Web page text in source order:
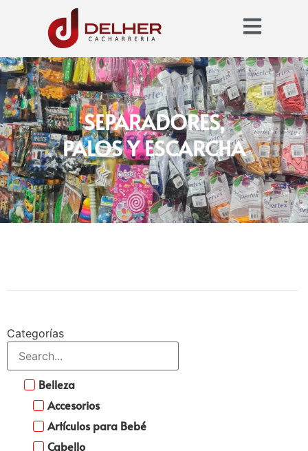
SEPARADORES,
PALOS Y ESCARCHA
Categorías
Belleza
Accesorios
Artículos para Bebé
Cabello